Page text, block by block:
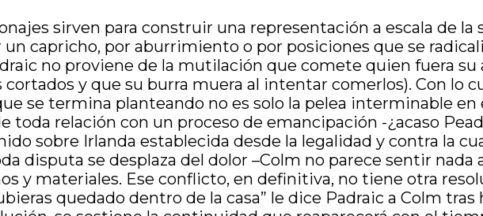
sirven para construir una representación a escala de
capricho, por aburrimiento o por posiciones que se
no proviene de la mutilación que comete quien fuera
cortados y que su burra muera al intentar comerlos). Con lo
se termina planteando no es solo la pelea interminable
relación con un proceso de emancipación -¿acaso
sobre Irlanda establecida desde la legalidad y contra la
disputa se desplaza del dolor –Colm no parece sentir
y materiales. Ese conflicto, en definitiva, no tiene otra
quedado dentro de la casa” le dice Padraic a Colm